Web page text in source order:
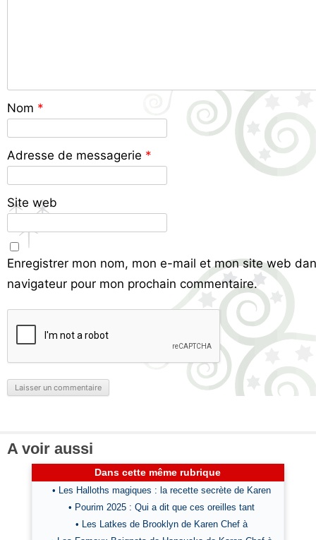
Nom *
Adresse de messagerie *
Site web
Enregistrer mon nom, mon e-mail et mon site web
navigateur pour mon prochain commentaire.
A voir aussi
Dans cette même rubrique
• Les Halloths magiques : la recette secrète de Karen
• Pourim 2025 : Qui a dit que ces oreilles tant
• Les Latkes de Brooklyn de Karen Chef à